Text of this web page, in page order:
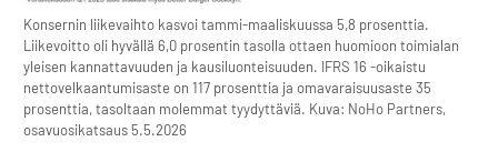
Konsernin liikevaihto kasvoi tammi-maaliskuussa 5,8 prosenttia.
Liikevoitto oli hyvällä 6,0 prosentin tasolla ottaen huomioon toimialan
yleisen kannattavuuden ja kausiluonteisuuden. IFRS 16 -oikaistu
nettovelkaantumisaste on 117 prosenttia ja omavaraisuusaste 35
prosenttia, tasoltaan molemmat tyydyttäviä. Kuva: NoHo Partners,
osavuosikatsaus 5.5.2026